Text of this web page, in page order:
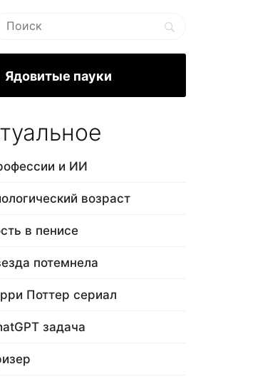
Ядовитые пауки
и ИИ
возраст
в пенисе
потемнела
Поттер сериал
задача